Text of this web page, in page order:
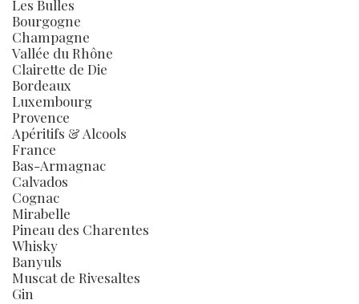
Les Bulles
Bourgogne
Champagne
Vallée du Rhône
Clairette de Die
Bordeaux
Luxembourg
Provence
Apéritifs & Alcools
France
Bas-Armagnac
Calvados
Cognac
Mirabelle
Pineau des Charentes
Whisky
Banyuls
Muscat de Rivesaltes
Gin